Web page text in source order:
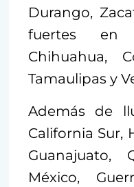
Durango,
fuertes en
Chihuahua,
Tamaulipas y
Además de
California Sur,
Guanajuato,
México,